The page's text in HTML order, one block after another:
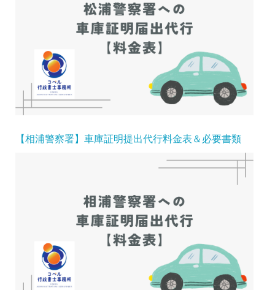
【相浦警察署】車庫証明提出代行料金表＆必要書類